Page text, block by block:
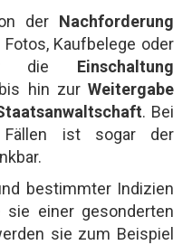
der Nachforderung
Kaufbelege oder
die Einschaltung
bis hin zurWeitergabe
. Bei
Fällen ist sogar der
bestimmter Indizien
sie einer gesonderten
sie zum Beispiel